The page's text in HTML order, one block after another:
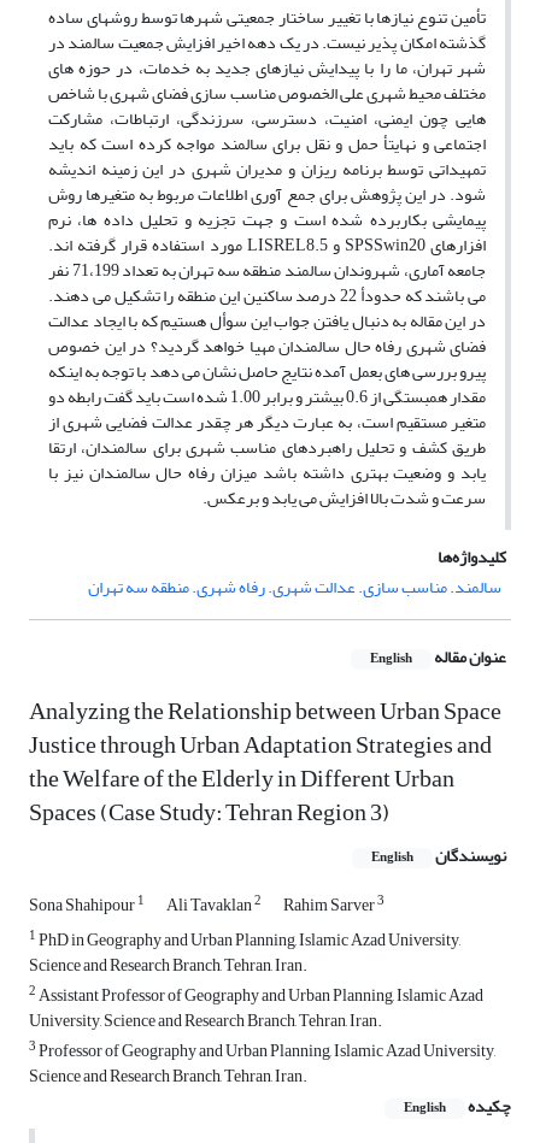
تأمین تنوع نیازها با تغییر ساختار جمعیتی شهرها توسط روشهای ساده
گذشته امکان پذیر نیست. در یک دهه اخیر افزایش جمعیت سالمند در
شهر تهران، ما را با پیدایش نیازهای جدید به خدمات، در حوزه های
مختلف محیط شهری علی الخصوص مناسب سازی فضای شهری با شاخص
هایی چون ایمنی، امنیت، دسترسی، سرزندگی، ارتباطات، مشارکت
اجتماعی و نهایتأ حمل و نقل برای سالمند مواجه کرده است که باید
تمهیداتی توسط برنامه ریزان و مدیران شهری در این زمینه اندیشه
شود. در این پژوهش برای جمع آوری اطلاعات مربوط به متغیرها روش
پیمایشی بکاربرده شده است و جهت تجزیه و تحلیل داده ها، نرم
افزارهای SPSSwin20 و LISREL8.5 مورد استفاده قرار گرفته اند.
جامعه آماری، شهروندان سالمند منطقه سه تهران به تعداد 71،199 نفر
می باشند که حدودأ 22 درصد ساکنین این منطقه را تشکیل می دهند.
در این مقاله به دنبال یافتن جواب این سوأل هستیم که با ایجاد عدالت
فضای شهری رفاه حال سالمندان مهیا خواهد گردید؟ در این خصوص
پیرو بررسی های بعمل آمده نتایج حاصل نشان می دهد با توجه به اینکه
مقدار همبستگی از 0.6 بیشتر و برابر 1.00 شده است باید گفت رابطه دو
متغیر مستقیم است، به عبارت دیگر هر چقدر عدالت فضایی شهری از
طریق کشف و تحلیل راهبردهای مناسب شهری برای سالمندان، ارتقا
یابد و وضعیت بهتری داشته باشد میزان رفاه حال سالمندان نیز با
سرعت و شدت بالا افزایش می یابد و برعکس.
کلیدواژه‌ها
سالمند. مناسب سازی. عدالت شهری. رفاه شهری. منطقه سه تهران
عنوان مقاله English
Analyzing the Relationship between Urban Space
Justice through Urban Adaptation Strategies and
the Welfare of the Elderly in Different Urban
Spaces (Case Study: Tehran Region 3)
نویسندگان English
Sona Shahipour1 Ali Tavaklan2 Rahim Sarver3
1PhD in Geography and Urban Planning, Islamic Azad University,
Science and Research Branch, Tehran, Iran.
2Assistant Professor of Geography and Urban Planning, Islamic Azad
University, Science and Research Branch, Tehran, Iran.
3Professor of Geography and Urban Planning, Islamic Azad University,
Science and Research Branch, Tehran, Iran.
چکیده
English